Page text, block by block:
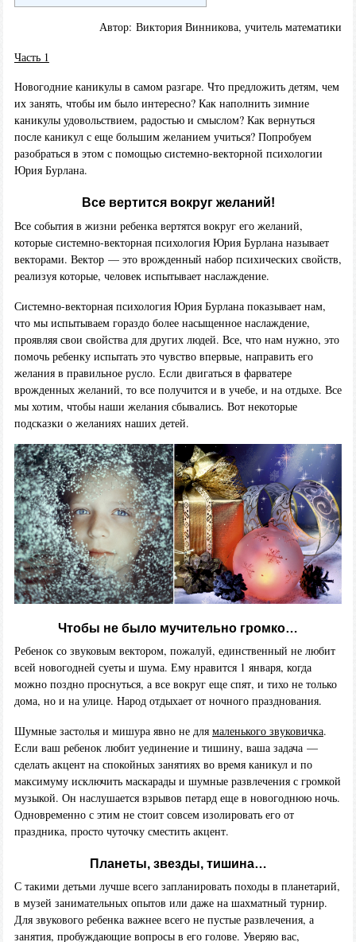
Автор: Виктория Винникова, учитель математики
Часть 1
Новогодние каникулы в самом разгаре. Что предложить детям, чем
их занять, чтобы им было интересно? Как наполнить зимние
каникулы удовольствием, радостью и смыслом? Как вернуться
после каникул с еще большим желанием учиться? Попробуем
разобраться в этом с помощью системно-векторной психологии
Юрия Бурлана.
Все вертится вокруг желаний!
Все события в жизни ребенка вертятся вокруг его желаний,
которые системно-векторная психология Юрия Бурлана называет
векторами. Вектор — это врожденный набор психических свойств,
реализуя которые, человек испытывает наслаждение.
Системно-векторная психология Юрия Бурлана показывает нам,
что мы испытываем гораздо более насыщенное наслаждение,
проявляя свои свойства для других людей. Все, что нам нужно, это
помочь ребенку испытать это чувство впервые, направить его
желания в правильное русло. Если двигаться в фарватере
врожденных желаний, то все получится и в учебе, и на отдыхе. Все
мы хотим, чтобы наши желания сбывались. Вот некоторые
подсказки о желаниях наших детей.
Чтобы не было мучительно громко…
Ребенок со звуковым вектором, пожалуй, единственный не любит
всей новогодней суеты и шума. Ему нравится 1 января, когда
можно поздно проснуться, а все вокруг еще спят, и тихо не только
дома, но и на улице. Народ отдыхает от ночного празднования.
Шумные застолья и мишура явно не для маленького звуковичка.
Если ваш ребенок любит уединение и тишину, ваша задача —
сделать акцент на спокойных занятиях во время каникул и по
максимуму исключить маскарады и шумные развлечения с громкой
музыкой. Он наслушается взрывов петард еще в новогоднюю ночь.
Одновременно с этим не стоит совсем изолировать его от
праздника, просто чуточку сместить акцент.
Планеты, звезды, тишина…
С такими детьми лучше всего запланировать походы в планетарий,
в музей занимательных опытов или даже на шахматный турнир.
Для звукового ребенка важнее всего не пустые развлечения, а
занятия, пробуждающие вопросы в его голове. Уверяю вас,